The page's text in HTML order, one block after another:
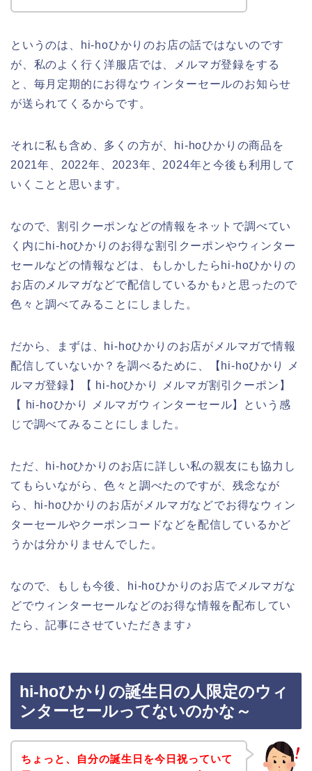
というのは、hi-hoひかりのお店の話ではないのです
が、私のよく行く洋服店では、メルマガ登録をする
と、毎月定期的にお得なウィンターセールのお知らせ
が送られてくるからです。
それに私も含め、多くの方が、hi-hoひかりの商品を
2021年、2022年、2023年、2024年と今後も利用して
いくことと思います。
なので、割引クーポンなどの情報をネットで調べてい
く内にhi-hoひかりのお得な割引クーポンやウィンター
セールなどの情報などは、もしかしたらhi-hoひかりの
お店のメルマガなどで配信しているかも♪と思ったので
色々と調べてみることにしました。
だから、まずは、hi-hoひかりのお店がメルマガで情報
配信していないか？を調べるために、【hi-hoひかり メ
ルマガ登録】【 hi-hoひかり メルマガ割引クーポン】
【 hi-hoひかり メルマガウィンターセール】という感
じで調べてみることにしました。
ただ、hi-hoひかりのお店に詳しい私の親友にも協力し
てもらいながら、色々と調べたのですが、残念なが
ら、hi-hoひかりのお店がメルマガなどでお得なウィン
ターセールやクーポンコードなどを配信しているかど
うかは分かりませんでした。
なので、もしも今後、hi-hoひかりのお店でメルマガな
どでウィンターセールなどのお得な情報を配布してい
たら、記事にさせていただきます♪
hi-hoひかりの誕生日の人限定のウィ
ンターセールってないのかな～
ちょっと、自分の誕生日を今日祝っていて